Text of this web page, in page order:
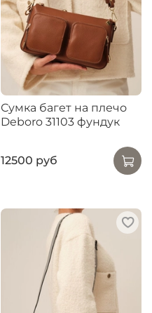
Сумка багет на плечо
Deboro 31103 фундук
12500 руб